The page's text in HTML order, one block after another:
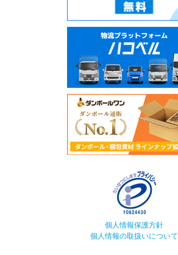
個人情報保護方針
個人情報の取扱いについて